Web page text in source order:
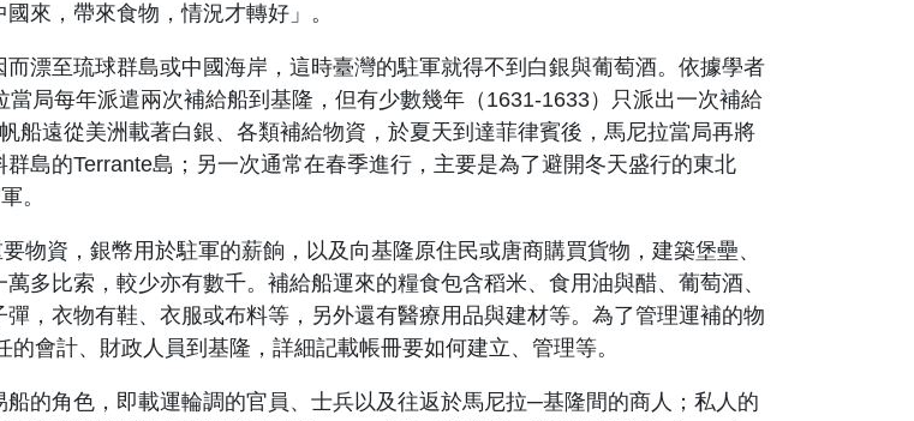
來，帶來食物，情況才轉好」。
漂至琉球群島或中國海岸，這時臺灣的駐軍就得不到白銀與葡萄酒。依據學者
當局每年派遣兩次補給船到基隆，但有少數幾年（1631-1633）只派出一次補給
船遠從美洲載著白銀、各類補給物資，於夏天到達菲律賓後，馬尼拉當局再將
群島的Terrante島 ；另一次通常在春季進行，主要是為了避開冬天盛行的東北
。
物資，銀幣用於駐軍的薪餉，以及向基隆原住民或唐商購買貨物，建築堡壘、
多比索， 較少亦有數千。補給船運來的糧食包含稻米、食用油與醋、葡萄酒、
，衣物有鞋、衣服或布料等，另外還有醫療用品與建材等。為了管理運補的物
會計、財政人員到基隆，詳細記載帳冊要如何建立、管理等。
的角色，即載運輪調的官員、士兵以及往返於馬尼拉─基隆間的商人；私人的